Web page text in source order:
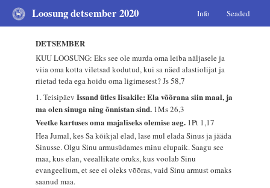
Loosung detsember 2020 Info Seaded
DETSEMBER
KUU LOOSUNG: Eks see ole murda oma leiba näljasele ja
viia oma kotta viletsad kodutud, kui sa näed alastiolijat ja
riietad teda ega hoidu oma ligimesest?Js 58,7
1. TeisipäevIssand ütles Iisakile: Ela võõrana siin maal, ja
ma olen sinuga ning õnnistan sind. 1Ms 26,3
Veetke kartuses oma majaliseks olemise aeg. 1Pt 1,17
Hea Jumal, kes Sa kõikjal elad, lase mul elada Sinus ja jääda
Sinusse. Olgu Sinu armusüdames minu elupaik. Saagu see
maa, kus elan, veeallikate oruks, kus voolab Sinu
evangeelium, et see ei oleks võõras, vaid Sinu armust omaks
saanud maa.